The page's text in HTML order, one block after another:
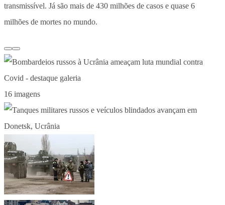
transmissível. Já são mais de 430 milhões de casos e quase 6
milhões de mortes no mundo.
16 imagens